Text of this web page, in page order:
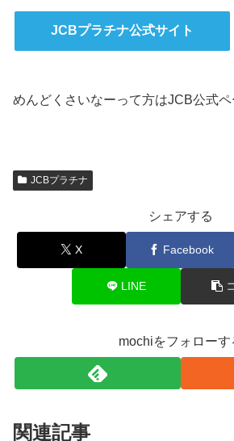
JCBプラチナ公式サイト
めんどくさいなーって方はJCB公式
JCBプラチナ
シェアする
X Facebook
LINE
mochiをフォローす
関連記事